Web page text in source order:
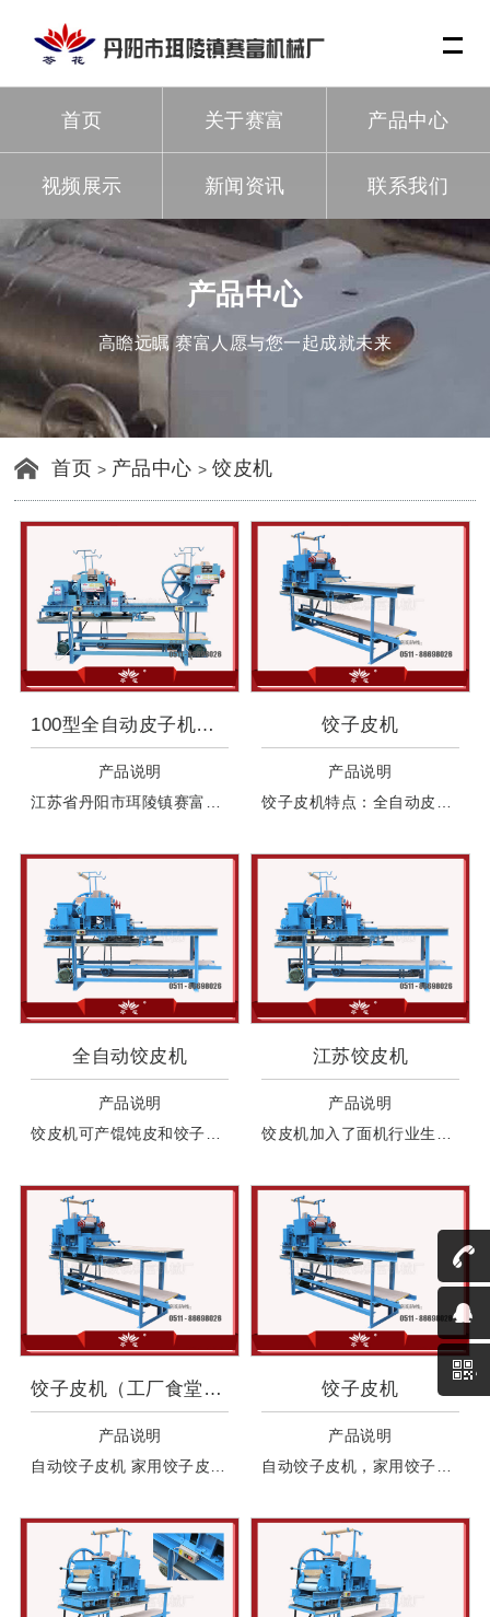
首页 关于赛富 产品中心
视频展示 新闻资讯 联系我们
产品中心
高瞻远瞩 赛富人愿与您一起成就未来
首页 > 产品中心>饺皮机
100型全自动皮子机加出面机
产品说明
饺子皮机
产品说明
全自动饺皮机
产品说明
饺皮机可产馄饨皮和饺子皮，产馄饨皮和饺子皮时可以自动双面上粉、自动叠皮。机器工作中无需人工干预。因各地皮子大小不一样，需手工切皮。
江苏饺皮机
产品说明
饺皮机加入了面机行业生产者的经验，占地小，省地方，适合工作环境小的地方使用。
饺子皮机（工厂食堂用饺子皮机
产品说明
饺子皮机
产品说明